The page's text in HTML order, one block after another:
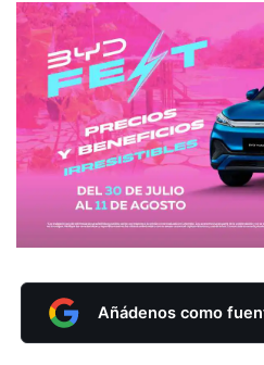
Añádenos como